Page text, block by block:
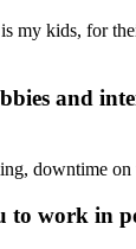
my kids, for
and
downtime on
to work in